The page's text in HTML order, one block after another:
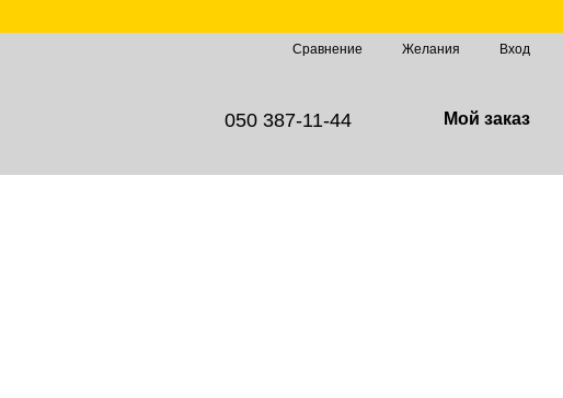
Сравнение Желания Вход
050 387-11-44 Мой заказ